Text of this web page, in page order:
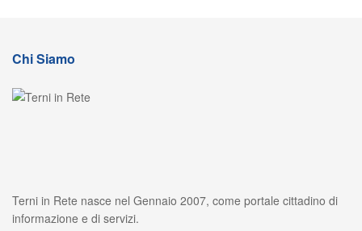
Chi Siamo
Terni in Rete nasce nel Gennaio 2007, come portale cittadino di
informazione e di servizi.